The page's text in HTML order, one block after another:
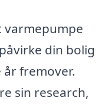
varmepumpe
din bolig
fremover.
sin research,